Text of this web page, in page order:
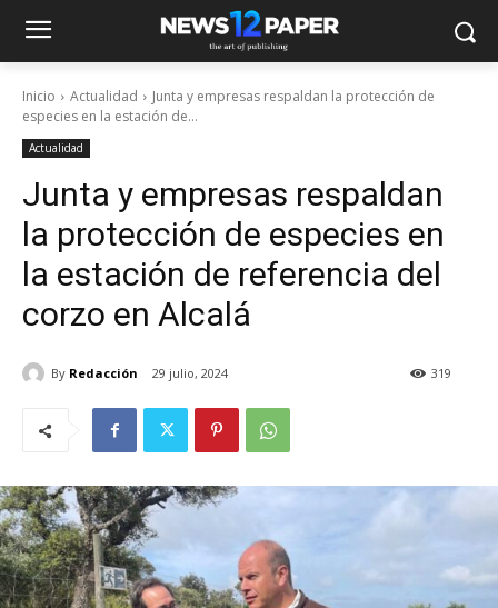
Inicio Actualidad
Junta y empresas respaldan la protección de
especies en la estación de...
Actualidad
Junta y empresas respaldan
la protección de especies en
la estación de referencia del
corzo en Alcalá
By Redacción 29 julio, 2024 319